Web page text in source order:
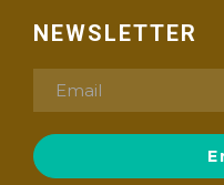
NEWSLETTER